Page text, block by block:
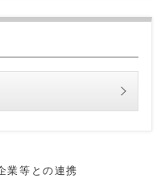
業等との連携